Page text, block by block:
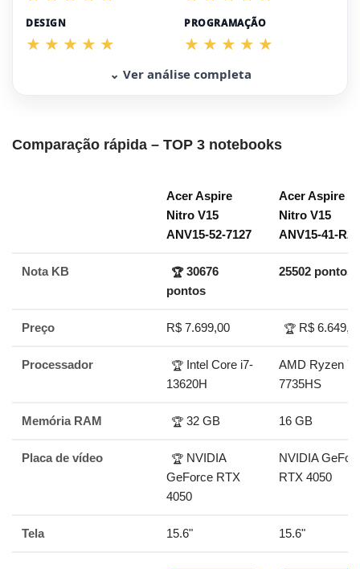
DESIGN PROGRAMAÇÃO
⌄ Ver análise completa
Comparação rápida – TOP 3 notebooks
Acer Aspire
Nitro V15
ANV15-52-7127
Acer Aspire
Nitro V15
ANV15-41-
Nota KB 🏆30676
pontos
25502 pontos
Preço R$ 7.699,00 🏆 R$
Processador 🏆 Intel Core i7-
13620H
AMD Ryzen 7
7735HS
Memória RAM 🏆 32 GB 16 GB
Placa de vídeo 🏆 NVIDIA
GeForce RTX
4050
NVIDIA
RTX 4050
Tela 15.6" 15.6"